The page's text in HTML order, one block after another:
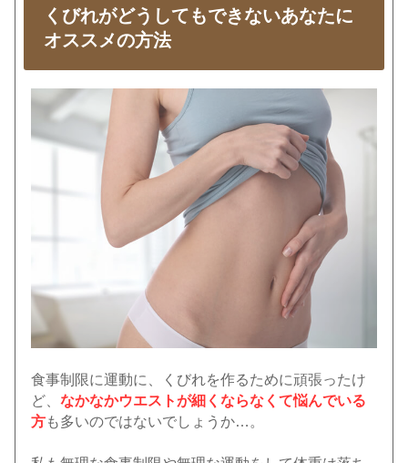
くびれがどうしてもできないあなたに
オススメの方法
食事制限に運動に、くびれを作るために頑張ったけ
ど、なかなかウエストが細くならなくて悩んでいる
方も多いのではないでしょうか…。